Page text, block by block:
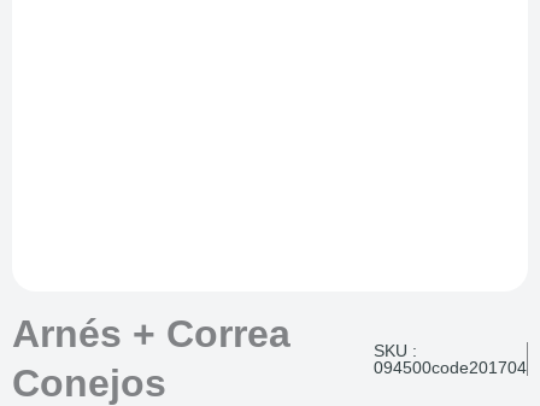
Arnés + Correa
Conejos
SKU :
094500code201704